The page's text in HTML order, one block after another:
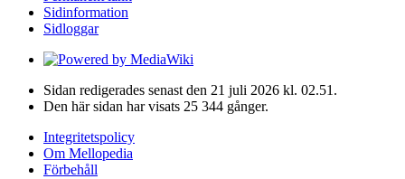
Sidinformation
Sidloggar
Sidan redigerades senast den 21 juli 2026 kl. 02.51.
Den här sidan har visats 25 344 gånger.
Integritetspolicy
Om Mellopedia
Förbehåll